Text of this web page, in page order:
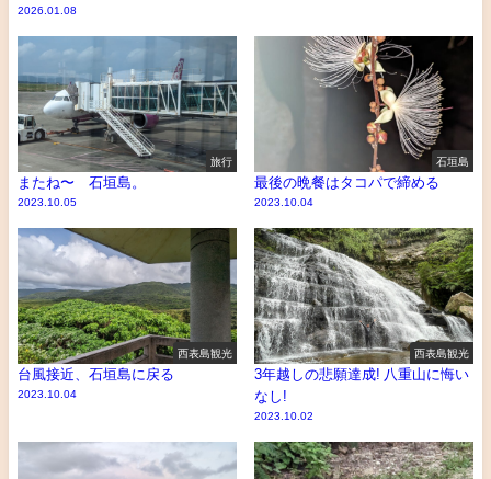
2026.01.08
旅行
またね〜 石垣島。
2023.10.05
石垣島
最後の晩餐はタコパで締める
2023.10.04
西表島観光
台風接近、石垣島に戻る
2023.10.04
西表島観光
3年越しの悲願達成! 八重山に悔い
なし!
2023.10.02